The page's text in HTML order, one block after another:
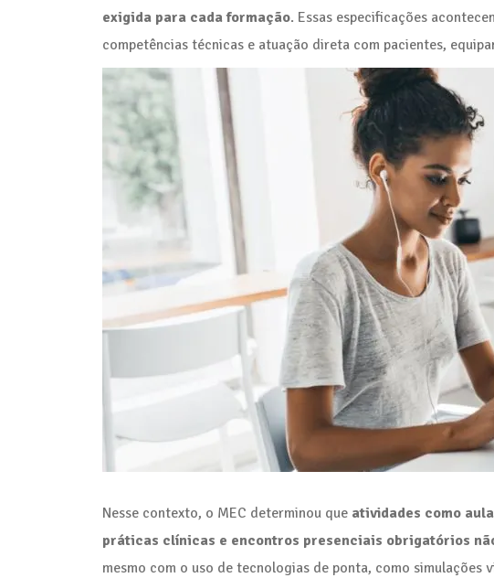
exigida para cada formação. Essas especificações
competências técnicas e atuação direta com pacientes,
Nesse contexto, o MEC determinou que atividades como
práticas clínicas e encontros presenciais obrigatórios
mesmo com o uso de tecnologias de ponta, como simulações